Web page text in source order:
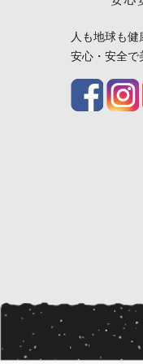
人も地球も
安心・安全で